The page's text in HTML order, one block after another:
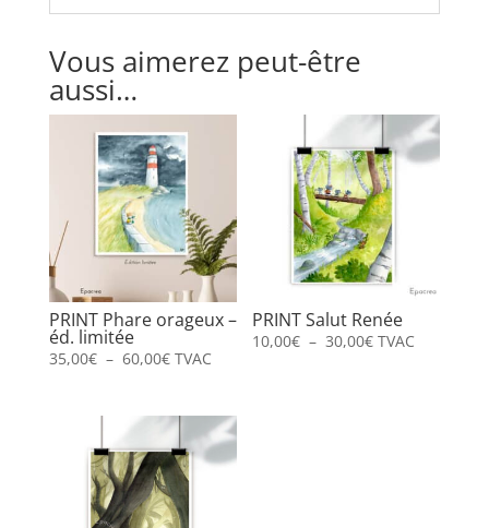
Vous aimerez peut-être
aussi…
PRINT Phare orageux –
éd. limitée
35,00€ – 60,00€Plage
35,00€
à
60,00€
TVAC
PRINT Salut Renée
10,00€ – 30,00€Plage
TVAC